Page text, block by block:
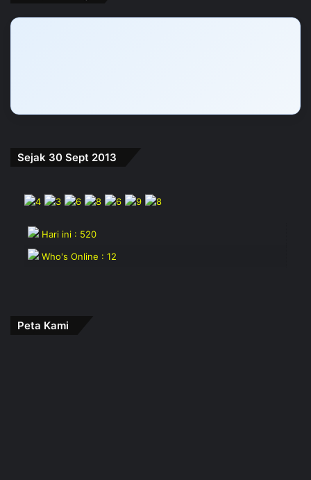
Sejak 30 Sept 2013
Hari ini : 520
Who's Online : 12
Peta Kami